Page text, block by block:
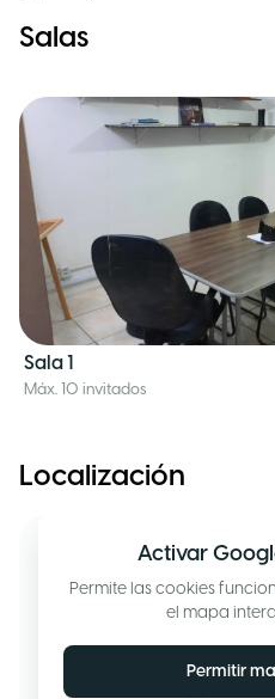
Salas
Sala 1
Máx. 10 invitados
Localización
Activar
Permite las cookies
el mapa
Permitir